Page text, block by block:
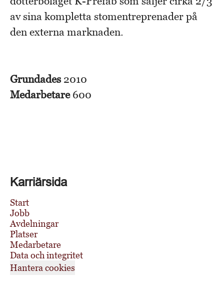
av sina kompletta stomentreprenader på
den externa marknaden.
Grundades 2010
Medarbetare 600
Karriärsida
Start
Jobb
Avdelningar
Platser
Medarbetare
Data och integritet
Hantera cookies